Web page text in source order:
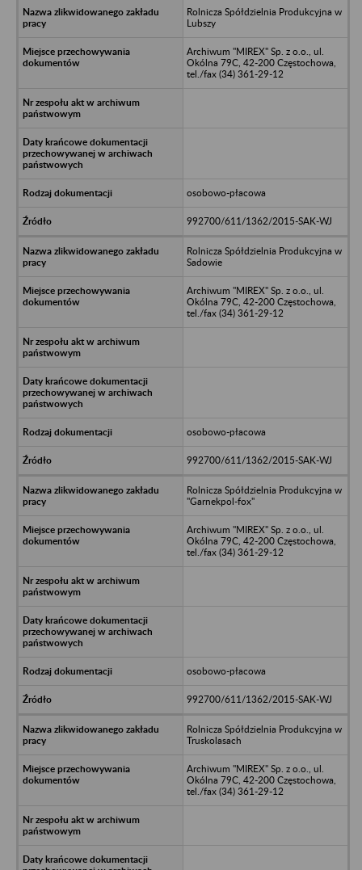
Rolnicza Spółdzielnia Produkcyjna w
Lubszy
Archiwum "MIREX" Sp. z o.o., ul.
Okólna 79C, 42-200 Częstochowa,
tel./fax (34) 361-29-12
osobowo-płacowa
992700/611/1362/2015-SAK-WJ
Rolnicza Spółdzielnia Produkcyjna w
Sadowie
Archiwum "MIREX" Sp. z o.o., ul.
Okólna 79C, 42-200 Częstochowa,
tel./fax (34) 361-29-12
osobowo-płacowa
992700/611/1362/2015-SAK-WJ
Rolnicza Spółdzielnia Produkcyjna w
"Garnekpol-fox"
Archiwum "MIREX" Sp. z o.o., ul.
Okólna 79C, 42-200 Częstochowa,
tel./fax (34) 361-29-12
osobowo-płacowa
992700/611/1362/2015-SAK-WJ
Rolnicza Spółdzielnia Produkcyjna w
Truskolasach
Archiwum "MIREX" Sp. z o.o., ul.
Okólna 79C, 42-200 Częstochowa,
tel./fax (34) 361-29-12